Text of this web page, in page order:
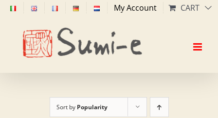
Skip
content
My Account CART
Sort by Popularity